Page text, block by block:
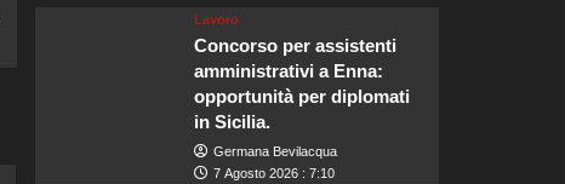
Lavoro
Concorso per assistenti
amministrativi a Enna:
opportunità per diplomati
in Sicilia.
Germana Bevilacqua
7 Agosto 2026 : 7:10